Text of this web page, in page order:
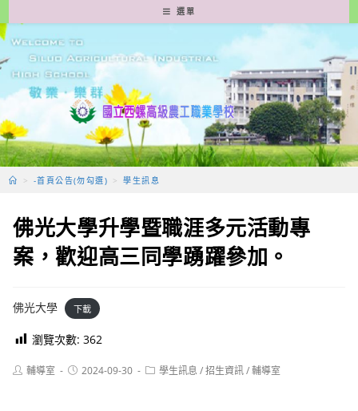
轉
至
要
容
選單
> -首頁公告(勿勾選) > 學生訊息
佛光大學升學暨職涯多元活動專
案，歡迎高三同學踴躍參加。
佛光大學 下載
瀏覽次數: 362
Post輔導室
Post2024-09-30
Post學生訊息 /招生資訊/輔導室